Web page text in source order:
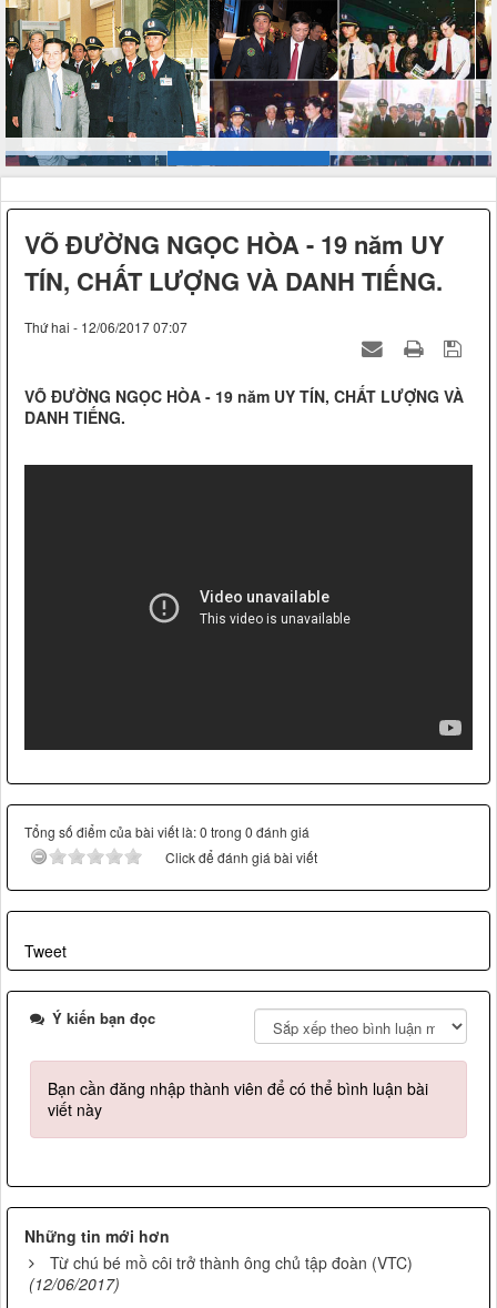
VÕ ĐƯỜNG NGỌC HÒA - 19 năm UY
TÍN, CHẤT LƯỢNG VÀ DANH TIẾNG.
Thứ hai - 12/06/2017 07:07
VÕ ĐƯỜNG NGỌC HÒA - 19 năm UY TÍN, CHẤT LƯỢNG VÀ
DANH TIẾNG.
Tổng số điểm của bài viết là: 0 trong 0 đánh giá
Click để đánh giá bài viết
Tweet
Ý kiến bạn đọc
Bạn cần đăng nhập thành viên để có thể bình luận bài
viết này
Những tin mới hơn
Từ chú bé mồ côi trở thành ông chủ tập đoàn (VTC)
(12/06/2017)